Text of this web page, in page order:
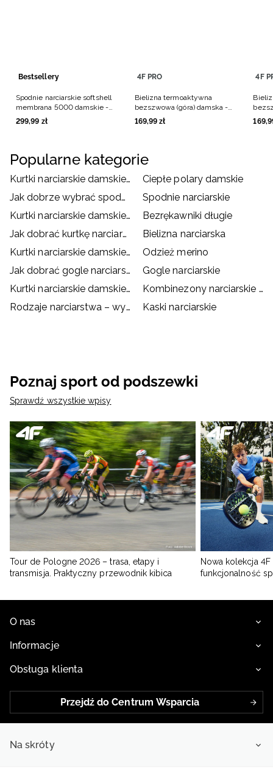
Bestsellery
Spodnie narciarskie softshell
membrana 5000 damskie -
czarne
299,99 zł
4F PRO
Bielizna termoaktywna
bezszwowa (góra) damska -
czarna
169,99 zł
4F
169,
Popularne kategorie
Kurtki narciarskie damskie czarne
Ciepłe polary damskie
Jak dobrze wybrać spodnie narciarskie/ snowboardowe?
Spodnie narciarskie
Kurtki narciarskie damskie białe
Bezrękawniki długie
Jak dobrać kurtkę narciarską/snowboardową?
Bielizna narciarska
Kurtki narciarskie damskie różowe
Odzież merino
Jak dobrać gogle narciarskie?
Gogle narciarskie
Kurtki narciarskie damskie czerwone
Kombinezony narciarskie damskie
Rodzaje narciarstwa – wybierz coś dla siebie
Kaski narciarskie
Poznaj sport od podszewki
Sprawdź wszystkie wpisy
Tour de Pologne 2026 – trasa, etapy i
transmisja. Praktyczny przewodnik kibica
Nowa kolekcja
funkcjonalność
O nas
Informacje
Obsługa klienta
Przejdź do Centrum Wsparcia
Na skróty